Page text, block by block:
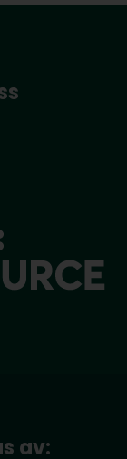
av: